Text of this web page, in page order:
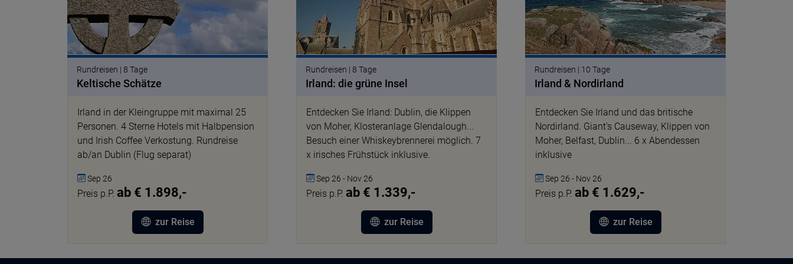
Rundreisen | 8 Tage
Keltische Schätze
Irland in der Kleingruppe mit maximal 25
Personen. 4 Sterne Hotels mit Halbpension
und Irish Coffee Verkostung. Rundreise
ab/an Dublin (Flug separat)
Sep 26
Preis p.P. ab € 1.898,-
zur Reise
Rundreisen | 8 Tage
Irland: die grüne Insel
Entdecken Sie Irland: Dublin, die Klippen
von Moher, Klosteranlage Glendalough...
Besuch einer Whiskeybrennerei möglich. 7
x irisches Frühstück inklusive.
Sep 26 - Nov 26
Preis p.P. ab € 1.339,-
zur Reise
Rundreisen | 10 Tage
Irland & Nordirland
Entdecken Sie Irland und das britische
Nordirland. Giant's Causeway, Klippen von
Moher, Belfast, Dublin... 6 x Abendessen
inklusive
Sep 26 - Nov 26
Preis p.P. ab € 1.629,-
zur Reise